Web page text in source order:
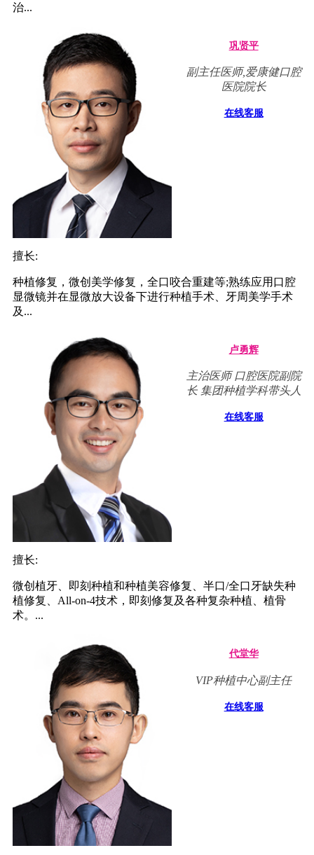
治...
巩贤平
副主任医师,爱康健口腔
医院院长
在线客服
擅长:
种植修复，微创美学修复，全口咬合重建等;熟练应用口腔
显微镜并在显微放大设备下进行种植手术、牙周美学手术
及...
卢勇辉
主治医师 口腔医院副院
长 集团种植学科带头人
在线客服
擅长:
微创植牙、即刻种植和种植美容修复、半口/全口牙缺失种
植修复、All-on-4技术，即刻修复及各种复杂种植、植骨
术。...
代堂华
VIP种植中心副主任
在线客服